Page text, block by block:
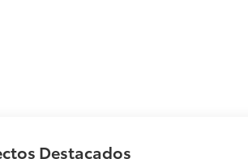
Destacados